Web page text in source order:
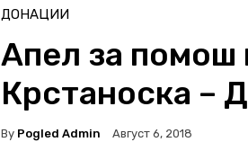
ДОНАЦИИ
Апел за помош
Крстаноска
By Pogled Admin Август 6, 2018